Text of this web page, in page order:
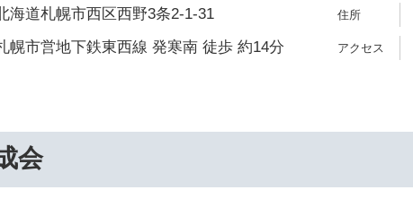
海道札幌市西区西野3条2-1-31
幌市営地下鉄東西線 発寒南 徒歩 約14分
会